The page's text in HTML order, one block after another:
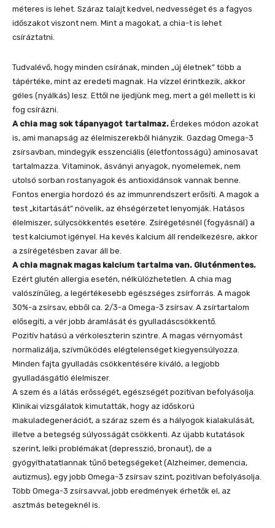
méteres is lehet. Száraz talajt kedvel, nedvességet és a fagyos
időszakot viszont nem. Mint a magokat, a chia-t is lehet
csíráztatni.
Tudvalévő, hogy minden csírának, minden „új életnek” több a
tápértéke, mint az eredeti magnak. Ha vízzel érintkezik, akkor
géles (nyálkás) lesz. Ettől ne ijedjünk meg, mert a gél mellett is ki
fog csírázni.
A chia mag sok tápanyagot tartalmaz. Érdekes módon azokat
is, ami manapság az élelmiszerekből hiányzik. Gazdag Omega-3
zsírsavban, mindegyik esszenciális (életfontosságú) aminosavat
tartalmazza. Vitaminok, ásványi anyagok, nyomelemek, nem
utolsó sorban rostanyagok és antioxidánsok vannak benne.
Fontos energia hordozó és az immunrendszert erősíti. A magok a
test „kitartását” növelik, az éhségérzetet lenyomják. Hatásos
élelmiszer, súlycsökkentés esetére. Zsírégetésnél (fogyásnál) a
test kalciumot igényel. Ha kevés kalcium áll rendelkezésre, akkor
a zsírégetésben zavar áll be.
A chia magnak magas kalcium tartalma van. Gluténmentes.
Ezért glutén allergia esetén, nélkülözhetetlen. A chia mag
valószínűleg, a legértékesebb egészséges zsírforrás. A magok
30%-a zsírsav, ebből ca. 2/3-a Omega-3 zsírsav. A zsírtartalom
elősegíti, a vér jobb áramlását és gyulladáscsökkentő.
Pozitív hatású a vérkoleszterin szintre. A magas vérnyomást
normalizálja, szívműködés elégtelenséget kiegyensúlyozza.
Minden fajta gyulladás csökkentésére kiváló, a legjobb
gyulladásgátló élelmiszer.
A szem és a látás erősségét, egészségét pozitívan befolyásolja.
Klinikai vizsgálatok kimutatták, hogy az időskorú
makuladegenerációt, a száraz szem és a hályogok kialakulását,
illetve a betegség súlyosságát csökkenti. Az újabb kutatások
szerint, lelki problémákat (depresszió, bronaut), de a
gyógyíthatatlannak tűnő betegségeket (Alzheimer, demencia,
autizmus), egy jobb Omega-3 zsírsav szint, pozitívan befolyásolja.
Több Omega-3 zsírsavval, jobb eredmények érhetők el, az
asztmás betegeknél is.